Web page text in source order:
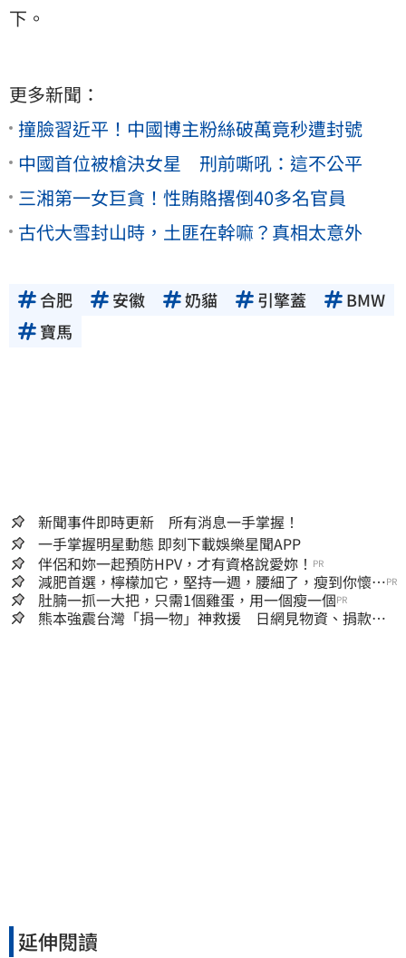
下。
更多新聞：
撞臉習近平！中國博主粉絲破萬竟秒遭封號
中國首位被槍決女星 刑前嘶吼：這不公平
三湘第一女巨貪！性賄賂撂倒40多名官員
古代大雪封山時，土匪在幹嘛？真相太意外
合肥 安徽 奶貓 引擎蓋
BMW
寶馬
新聞事件即時更新 所有消息一手掌握！
一手掌握明星動態 即刻下載娛樂星聞APP
伴侶和妳一起預防HPV，才有資格說愛妳！ PR
減肥首選，檸檬加它，堅持一週，腰細了，瘦到你懷疑
人生
PR
肚腩一抓一大把，只需1個雞蛋，用一個瘦一個PR
熊本強震台灣「捐一物」神救援 日網見物資、捐款
延伸閱讀